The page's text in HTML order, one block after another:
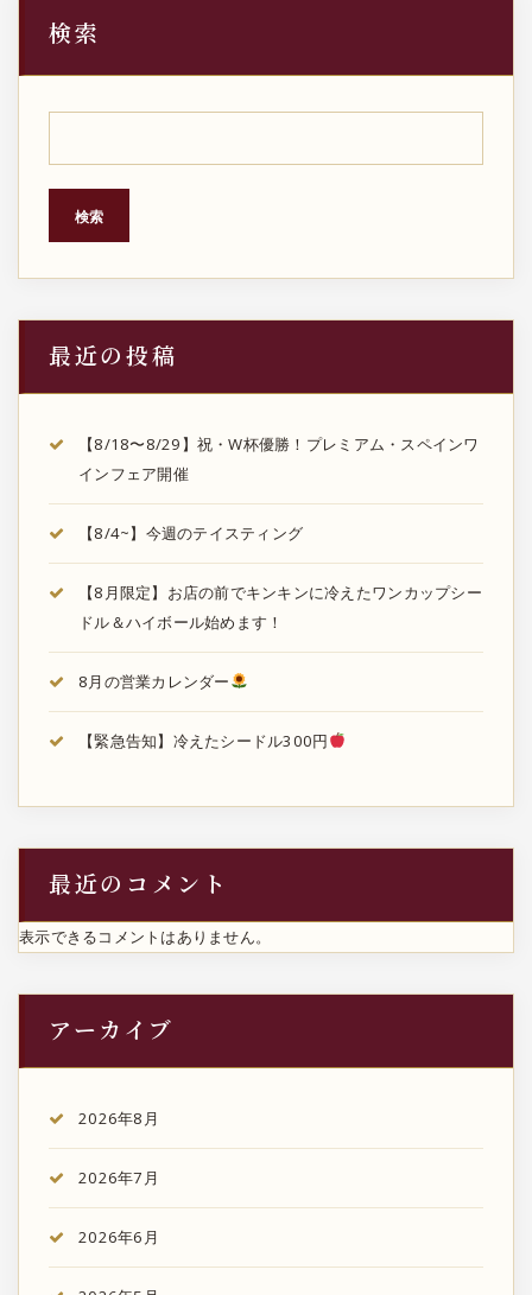
検索
検索
最近の投稿
【8/18〜8/29】祝・W杯優勝！プレミアム・スペインワ
インフェア開催
【8/4~】今週のテイスティング
【8月限定】お店の前でキンキンに冷えたワンカップシー
ドル＆ハイボール始めます！
8月の営業カレンダー
【緊急告知】冷えたシードル300円
最近のコメント
表示できるコメントはありません。
アーカイブ
2026年8月
2026年7月
2026年6月